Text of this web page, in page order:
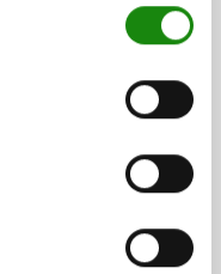
rápida. La regleta de
de sujeción
nidos de virutas.